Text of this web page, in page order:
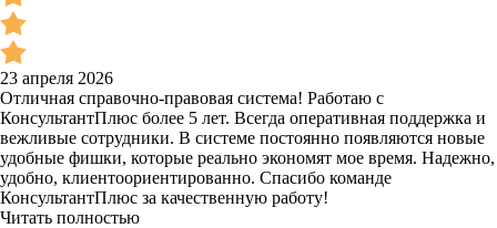
23 апреля 2026
Отличная справочно-правовая система! Работаю с
КонсультантПлюс более 5 лет. Всегда оперативная поддержка и
вежливые сотрудники. В системе постоянно появляются новые
удобные фишки, которые реально экономят мое время. Надежно,
удобно, клиентоориентированно. Спасибо команде
КонсультантПлюс за качественную работу!
Читать полностью